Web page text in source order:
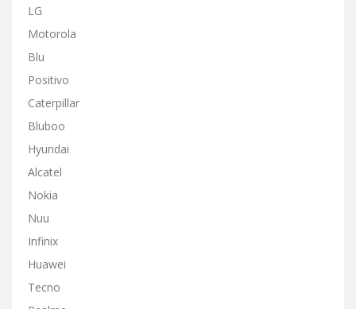
LG
Motorola
Blu
Positivo
Caterpillar
Bluboo
Hyundai
Alcatel
Nokia
Nuu
Infinix
Huawei
Tecno